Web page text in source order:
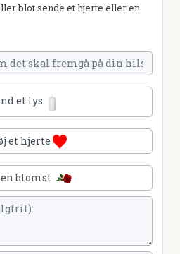
blot sende et hjerte eller en
et lys
et hjerte
blomst